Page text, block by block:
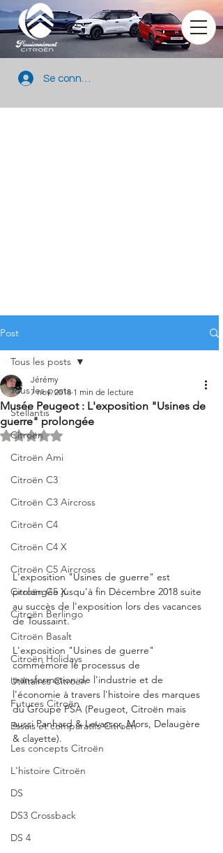
Se connecter
Post
Tous les posts
Stellantis
Citroën
Citroën Ami
Citroën C3
Citroën C3 Aircross
Citroën C4
Citroën C4 X
Citroën C5 Aircross
Citroën C5 X
Citroën Berlingo
Citroën Basalt
Citroën Holidays
Utilitaires Citroën
Futures Citroën
Essais et comparatifs Citroën
Les concepts Citroën
L'histoire Citroën
DS
DS3 Crossback
DS 4
Tous les posts
Musée Peugeot : L'exposition "Usines de
guerre" prolongée
Jérémy
7 nov. 2018 1 min de lecture
Noté NaN étoiles sur 5.
L'exposition "Usines de guerre" est
prolongée jusqu'à fin Décembre 2018 suite
au succès de l'exposition lors des vacances
de Toussaint.
L'exposition "Usines de guerre"
commémore le processus de
transformation de l'industrie et de
l'économie à travers l'histoire des marques
du Groupe PSA (Peugeot, Citroën mais
aussi Panhard & Levassor, Mors, Delaugère
& clayette).